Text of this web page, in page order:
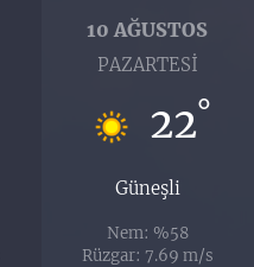
10 AĞUSTOS
PAZARTESI
22°
Güneşli
Nem: %58
Rüzgar: 7.69 m/s